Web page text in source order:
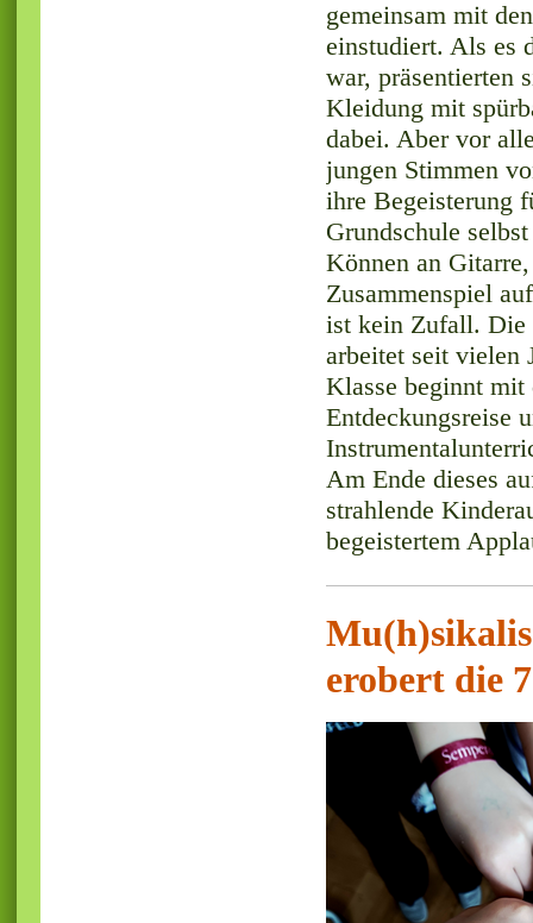
gemeinsam mit
einstudiert. Als es
war, präsentierten
Kleidung mit
dabei. Aber vor
jungen Stimmen
ihre Begeisterung
Grundschule
Können an
Zusammenspiel
ist kein Zufall. Die
arbeitet seit vielen
Klasse beginnt mit
Entdeckungsreise
Am Ende dieses
strahlende
begeistertem
erobert die